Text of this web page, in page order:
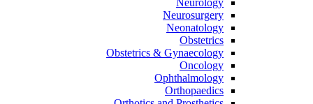
Neurosurgery
Neonatology
Obstetrics
Obstetrics & Gynaecology
Oncology
Ophthalmology
Orthopaedics